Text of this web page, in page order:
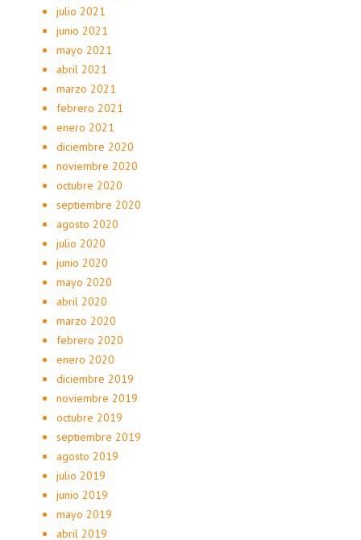
julio 2021
junio 2021
mayo 2021
abril 2021
marzo 2021
febrero 2021
enero 2021
diciembre 2020
noviembre 2020
octubre 2020
septiembre 2020
agosto 2020
julio 2020
junio 2020
mayo 2020
abril 2020
marzo 2020
febrero 2020
enero 2020
diciembre 2019
noviembre 2019
octubre 2019
septiembre 2019
agosto 2019
julio 2019
junio 2019
mayo 2019
abril 2019